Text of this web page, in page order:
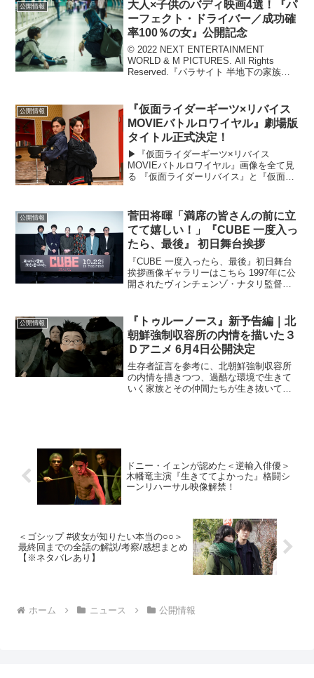
公開情報
大人×子供のバディ映画4選！『パ
ーフェクト・ドライバー／成功確
率100％の女』公開記念
© 2022 NEXT ENTERTAINMENT
WORLD & M PICTURES. All Rights
Reserved.『パラサイト 半地下の家族』
月...
公開情報
『仮面ライダーギーツ×リバイス
MOVIEバトルロワイヤル』劇場版
タイトル正式決定！
▶︎『仮面ライダーギーツ×リバイス
MOVIEバトルロワイヤル』画像を全て見
る 『仮面ライダーリバイス』と『仮面ラ
ーギーツ×リバイス MOVIEバトルロワイ
ヤル』に正式...
公開情報
菅田将暉「満席の皆さんの前に立
てて嬉しい！」『CUBE 一度入っ
たら、最後』 初日舞台挨拶
『CUBE 一度入ったら、最後』初日舞台
挨拶画像ギャラリーはこちら 1997年に公
開されたヴィンチェンゾ・ナタリ監督に
台挨拶が、10月22日（金）新宿ピカデリ
ーにて...
公開情報
『トゥルーノース』新予告編｜北
朝鮮強制収容所の内情を描いた３
Ｄアニメ 6月4日公開決定
生存者証言を参考に、北朝鮮強制収容所
の内情を描きつつ、過酷な環境で生きて
いく家族とその仲間たちが生き抜いてい
ドニー・イェンが認めた＜逆輸入俳優＞
木幡竜主演『生きててよかった』格闘シ
ーンリハーサル映像解禁！
＜ゴシップ #彼女が知りたい本当の○○＞
最終回までの全話の解説/考察/感想まとめ
【※ネタバレあり】
ホーム ニュース 公開情報